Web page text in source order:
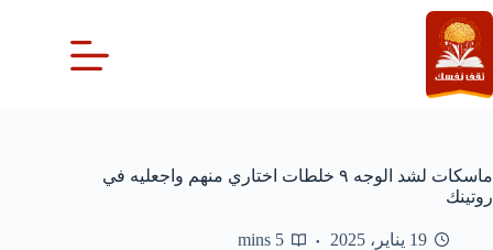
التجاوز
إلى
المحتوى
ماسكات لشد الوجه ٩ خلطات اختاري منهم واجعليه في
روتينك
19 يناير، 2025 5 mins